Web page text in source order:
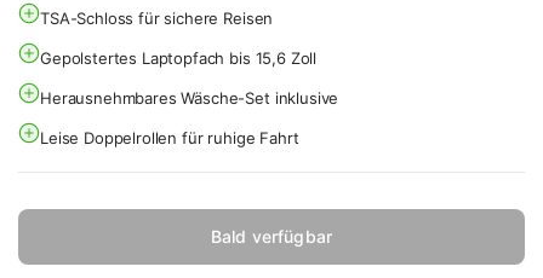
TSA-Schloss für sichere Reisen
Gepolstertes Laptopfach bis 15,6 Zoll
Herausnehmbares Wäsche-Set inklusive
Leise Doppelrollen für ruhige Fahrt
Bald verfügbar